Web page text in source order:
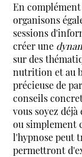
En
organisons
sessions
créer une
sur des
nutrition et au
précieuse de
conseils
vous soyez
ou simplement
l'hypnose peut
permettront